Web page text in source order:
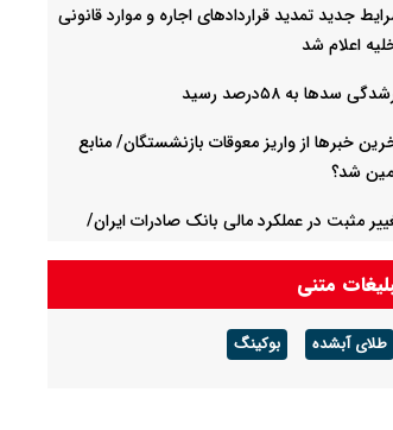
جدید تمدید قراردادهای اجاره و موارد قانونی
اعلام شد
سدها به ۵۸درصد رسید
خبرها از واریز معوقات بازنشستگان/ منابع
شد؟
مثبت در عملکرد مالی بانک صادرات ایران/
جدید بازنشستگی اعلام شد + جزئیات
متنی
طلای آبشده بوکینگ